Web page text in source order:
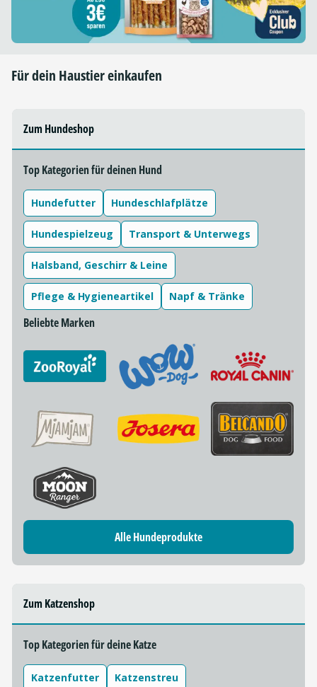
Für dein Haustier einkaufen
Zum Hundeshop
Top Kategorien für deinen Hund
Hundefutter Hundeschlafplätze
Hundespielzeug Transport & Unterwegs
Halsband, Geschirr & Leine
Pflege & Hygieneartikel Napf & Tränke
Beliebte Marken
Alle Hundeprodukte
Zum Katzenshop
Top Kategorien für deine Katze
Katzenfutter Katzenstreu